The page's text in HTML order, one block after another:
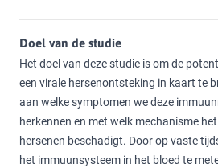
Doel van de studie
Het doel van deze studie is om de
een virale hersenontsteking in kaart te
aan welke symptomen we deze
herkennen en met welk mechanisme
hersenen beschadigt. Door op vaste
het immuunsysteem in het bloed te